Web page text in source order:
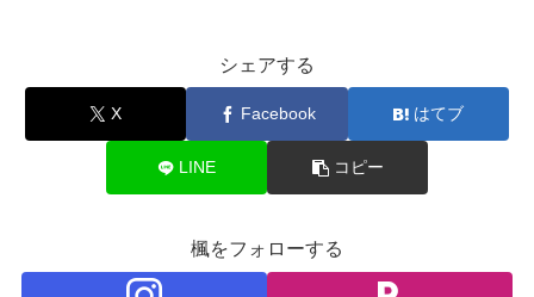
シェアする
X Facebook はてブ
LINE コピー
楓をフォローする